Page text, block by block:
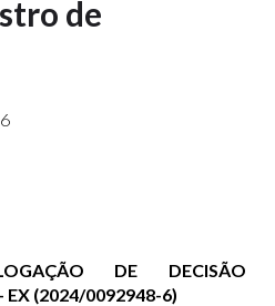
de
DE DECISÃO
EX (2024/0092948-6)